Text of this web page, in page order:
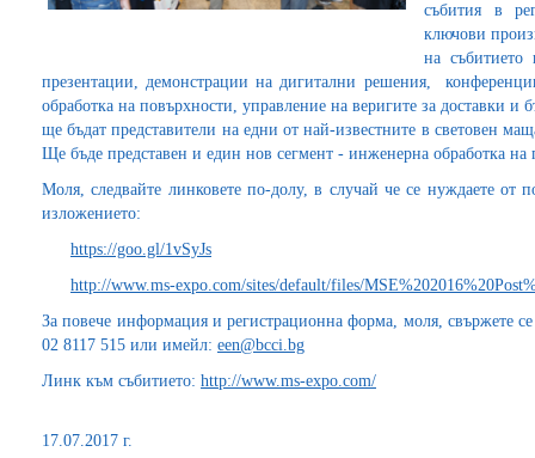
събития в
ключови
на събитието
презентации, демонстрации на дигитални решения,
обработка на повърхности, управление на веригите за доставки и
ще бъдат представители на едни от най-известните в световен
Ще бъде представен и един нов сегмент - инженерна обработка на
Моля, следвайте линковете по-долу, в случай че се нуждаете от
изложението:
https://goo.gl/1vSyJs
http://www.ms-expo.com/sites/default/files/
За повече информация и регистрационна форма, моля, свържете
02 8117 515 или имейл: een@bcci.bg
Линк към събитието: http://www.ms-expo.com/
17.07.2017 г.